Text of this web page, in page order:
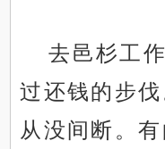
去邑杉工
过还钱的步
从没间断。